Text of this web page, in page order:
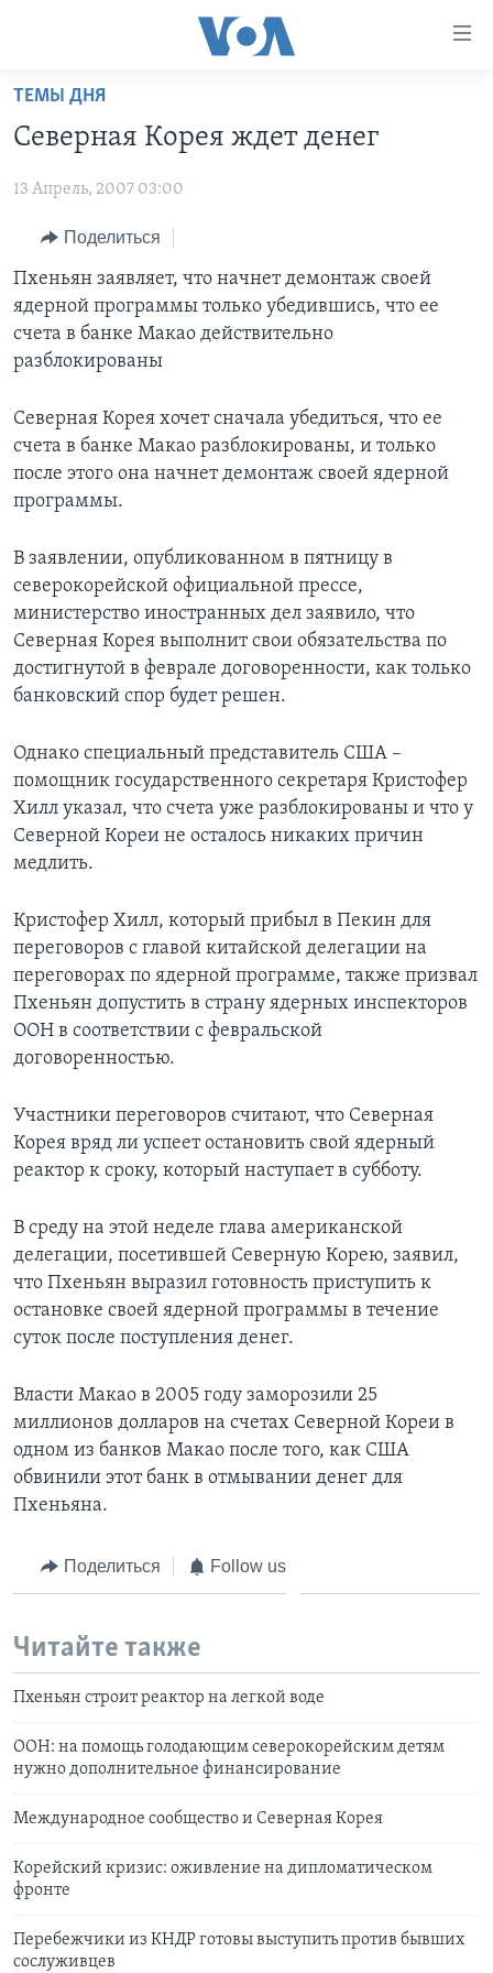
Перейти
основной
Перейти
навигации
Перейти
поиск
ПРОГРАММЫ
АМЕРИКА
НОВОСТИ ЗА МИНУТУ
ИТОГИ
ПОЧЕМУ ЭТО ВАЖНО?
ДИСКУССИЯ VOA
НЬЮ-ЙОРК NEW YORK
АМЕРИКА. БОЛЬШОЕ ПУТЕШЕСТВИЕ
ПРОЕКТЫ
УЧИМ АНГЛИЙСКИЙ
НАША АМЕРИКАНСКАЯ ИСТОРИЯ
А КАК В АМЕРИКЕ?
АРТЕФАКТЫ
ТЕСТЫ
ЭКСПЕРТИЗА
ИНТЕРВЬЮ
ФАКТЫ ПРОТИВ ФЕЙКОВ
ЗА СВОБОДУ ПРЕССЫ
ВИДЕО
ПОДПИСКА НА НОВОСТИ
СОЦИАЛЬНЫЕ СЕТИ
Языки
ТЕМЫ ДНЯ
Северная Корея ждет денег
13 Апрель, 2007 03:00
Поделиться
Пхеньян заявляет, что начнет демонтаж своей
ядерной программы только убедившись, что ее
счета в банке Макао действительно
разблокированы
Северная Корея хочет сначала убедиться, что ее
счета в банке Макао разблокированы, и только
после этого она начнет демонтаж своей ядерной
программы.
В заявлении, опубликованном в пятницу в
северокорейской официальной прессе,
министерство иностранных дел заявило, что
Северная Корея выполнит свои обязательства по
достигнутой в феврале договоренности, как только
банковский спор будет решен.
Однако специальный представитель США –
помощник государственного секретаря Кристофер
Хилл указал, что счета уже разблокированы и что у
Северной Кореи не осталось никаких причин
медлить.
Кристофер Хилл, который прибыл в Пекин для
переговоров с главой китайской делегации на
переговорах по ядерной программе, также призвал
Пхеньян допустить в страну ядерных инспекторов
ООН в соответствии с февральской
договоренностью.
Участники переговоров считают, что Северная
Корея вряд ли успеет остановить свой ядерный
реактор к сроку, который наступает в субботу.
В среду на этой неделе глава американской
делегации, посетившей Северную Корею, заявил,
что Пхеньян выразил готовность приступить к
остановке своей ядерной программы в течение
суток после поступления денег.
Власти Макао в 2005 году заморозили 25
миллионов долларов на счетах Северной Кореи в
одном из банков Макао после того, как США
обвинили этот банк в отмывании денег для
Пхеньяна.
Поделиться Follow us
Читайте также
Пхеньян строит реактор на легкой воде
ООН: на помощь голодающим северокорейским детям
нужно дополнительное финансирование
Международное сообщество и Северная Корея
Корейский кризис: оживление на дипломатическом
фронте
Перебежчики из КНДР готовы выступить против бывших
сослуживцев